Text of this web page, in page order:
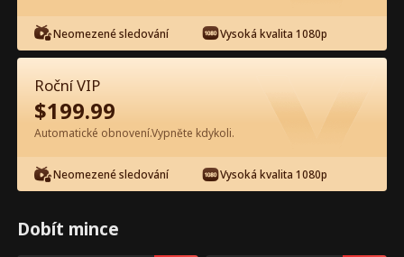
Epizoda 52 - Žena začíná válku Celý
film
0-49 50-60
52 53 54 55 56
Neomezené sledování Vysoká kvalita 1080p
Roční VIP
$199.99
Automatické obnovení.Vypněte kdykoli.
Neomezené sledování Vysoká kvalita 1080p
Dobít mince